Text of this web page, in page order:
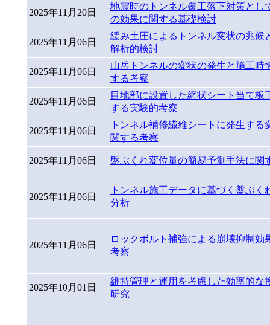
2025年11月20日
地震時のトンネル覆工落下対策とし
の効果に関する基礎検討
2025年11月06日
緩み土圧によるトンネル変状の兆候
解析的検討
2025年11月06日
山岳トンネルの変状の発生と施工時
する考察
2025年11月06日
目地部に設置した網状シート当て板
する実験的考察
2025年11月06日
トンネル補修繊維シートに発生する
関する考察
2025年11月06日 盤ぶくれ変位量の簡易予測手法に関
2025年11月06日
トンネル施工データに基づく盤ぶく
分析
2025年11月06日
ロックボルト補強による崩壊抑制効
考察
2025年10月01日
維持管理と運用を考慮した効率的な
研究